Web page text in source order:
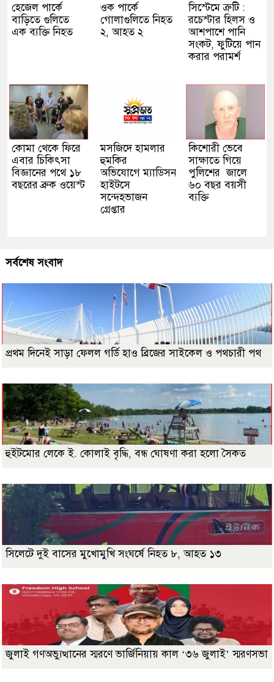
হেজেল পার্কে
বাড়িতে গুলিতে
এক ব্যক্তি নিহত
ওক পার্কে
গোলাগুলিতে নিহত
২, আহত ২
সিস্টেমে ত্রুটি :
রচেস্টার হিলস ও
আশপাশে পানি
সংকট, ফুটিয়ে পান
করার পরামর্শ
কোমা থেকে ফিরে
এবার চিকিৎসা
বিজ্ঞানের পথে ১৮
বছরের ব্রুক ওয়েস্ট
মসজিদে হামলার
হুমকির
অভিযোগে ম্যাডিসন
হাইটসে
সন্দেহভাজন
গ্রেপ্তার
কিশোরী ভেবে
সাক্ষাতে গিয়ে
পুলিশের জালে
৬০ বছর বয়সী
ব্যক্তি
সর্বশেষ সংবাদ
প্রথম দিনেই সাড়া ফেলল গর্ডি হাও ব্রিজের সাইকেল ও পথচারী পথ
হুইটমোর লেকে ই. কোলাই বৃদ্ধি, বন্ধ ঘোষণা করা হলো সৈকত
সিলেটে দুই বাসের মুখোমুখি সংঘর্ষে নিহত ৮, আহত ১৩
জুলাই গণঅভ্যুত্থানের স্মরণে ভার্জিনিয়ায় কাল ‘৩৬ জুলাই’ স্মরণসভা